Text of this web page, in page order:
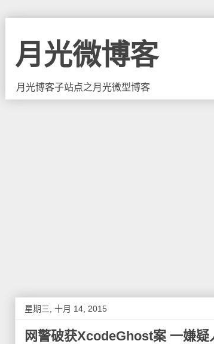
月光微博客
月光博客子站点之月光微型博客
星期三, 十月 14, 2015
网警破获XcodeGhost案 一嫌疑